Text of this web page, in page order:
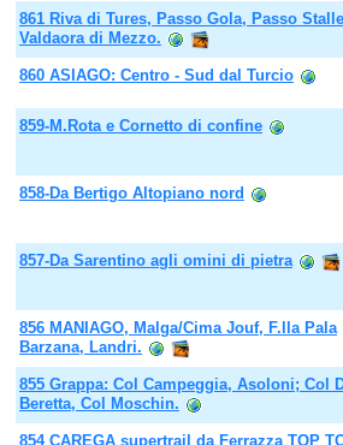
861 Riva di Tures, Passo Gola, Passo
Valdaora di Mezzo.
860 ASIAGO: Centro - Sud dal Turcio
859-M.Rota e Cornetto di confine
858-Da Bertigo Altopiano nord
857-Da Sarentino agli omini di pietra
856 MANIAGO, Malga/Cima Jouf, F.lla Pala
Barzana, Landri.
855 Grappa: Col Campeggia, Asoloni; Col
Beretta, Col Moschin.
854 CAREGA supertrail da Ferrazza TOP